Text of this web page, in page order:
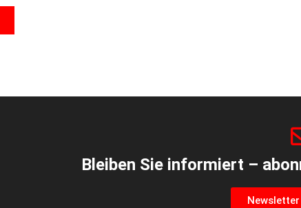
Bleiben Sie informiert –